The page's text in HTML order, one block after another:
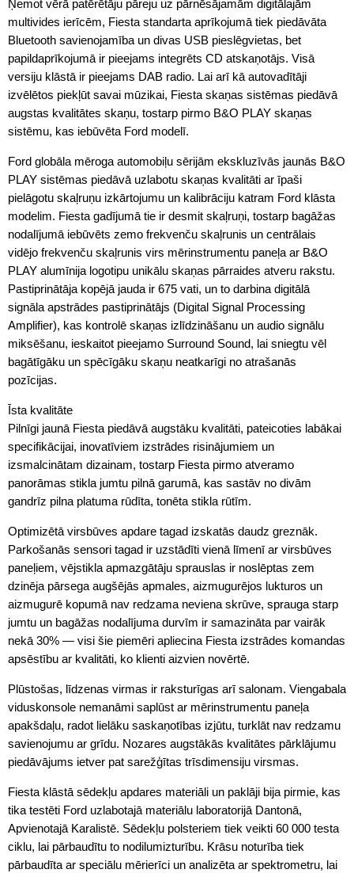
Ņemot vērā patērētāju pāreju uz pārnēsājamām digitālajām
multivides ierīcēm, Fiesta standarta aprīkojumā tiek piedāvāta
Bluetooth savienojamība un divas USB pieslēgvietas, bet
papildaprīkojumā ir pieejams integrēts CD atskaņotājs. Visā
versiju klāstā ir pieejams DAB radio. Lai arī kā autovadītāji
izvēlētos piekļūt savai mūzikai, Fiesta skaņas sistēmas piedāvā
augstas kvalitātes skaņu, tostarp pirmo B&O PLAY skaņas
sistēmu, kas iebūvēta Ford modelī.
Ford globāla mēroga automobiļu sērijām ekskluzīvās jaunās B&O
PLAY sistēmas piedāvā uzlabotu skaņas kvalitāti ar īpaši
pielāgotu skaļruņu izkārtojumu un kalibrāciju katram Ford klāsta
modelim. Fiesta gadījumā tie ir desmit skaļruņi, tostarp bagāžas
nodalījumā iebūvēts zemo frekvenču skaļrunis un centrālais
vidējo frekvenču skaļrunis virs mērinstrumentu paneļa ar B&O
PLAY alumīnija logotipu unikālu skaņas pārraides atveru rakstu.
Pastiprinātāja kopējā jauda ir 675 vati, un to darbina digitālā
signāla apstrādes pastiprinātājs (Digital Signal Processing
Amplifier), kas kontrolē skaņas izlīdzināšanu un audio signālu
miksēšanu, ieskaitot pieejamo Surround Sound, lai sniegtu vēl
bagātīgāku un spēcīgāku skaņu neatkarīgi no atrašanās
pozīcijas.
Īsta kvalitāte
Pilnīgi jaunā Fiesta piedāvā augstāku kvalitāti, pateicoties labākai
specifikācijai, inovatīviem izstrādes risinājumiem un
izsmalcinātam dizainam, tostarp Fiesta pirmo atveramo
panorāmas stikla jumtu pilnā garumā, kas sastāv no divām
gandrīz pilna platuma rūdīta, tonēta stikla rūtīm.
Optimizētā virsbūves apdare tagad izskatās daudz greznāk.
Parkošanās sensori tagad ir uzstādīti vienā līmenī ar virsbūves
paneļiem, vējstikla apmazgātāju sprauslas ir noslēptas zem
dzinēja pārsega augšējās apmales, aizmugurējos lukturos un
aizmugurē kopumā nav redzama neviena skrūve, sprauga starp
jumtu un bagāžas nodalījuma durvīm ir samazināta par vairāk
nekā 30% — visi šie piemēri apliecina Fiesta izstrādes komandas
apsēstību ar kvalitāti, ko klienti aizvien novērtē.
Plūstošas, līdzenas virmas ir raksturīgas arī salonam. Viengabala
viduskonsole nemanāmi saplūst ar mērinstrumentu paneļa
apakšdaļu, radot lielāku saskaņotības izjūtu, turklāt nav redzamu
savienojumu ar grīdu. Nozares augstākās kvalitātes pārklājumu
piedāvājums ietver pat sarežģītas trīsdimensiju virsmas.
Fiesta klāstā sēdekļu apdares materiāli un paklāji bija pirmie, kas
tika testēti Ford uzlabotajā materiālu laboratorijā Dantonā,
Apvienotajā Karalistē. Sēdekļu polsteriem tiek veikti 60 000 testa
ciklu, lai pārbaudītu to nodilumizturību. Krāsu noturība tiek
pārbaudīta ar speciālu mērierīci un analizēta ar spektrometru, lai